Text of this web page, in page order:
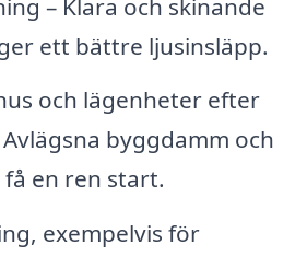
– Klara och skinande
ett bättre ljusinsläpp.
och lägenheter efter
byggdamm och
en ren start.
exempelvis för